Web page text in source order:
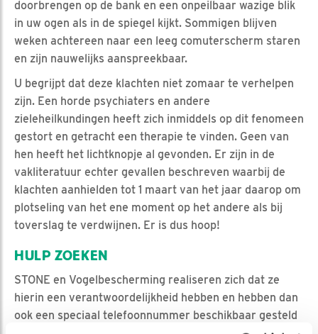
doorbrengen op de bank en een onpeilbaar wazige blik
in uw ogen als in de spiegel kijkt. Sommigen blijven
weken achtereen naar een leeg comuterscherm staren
en zijn nauwelijks aanspreekbaar.
U begrijpt dat deze klachten niet zomaar te verhelpen
zijn. Een horde psychiaters en andere
zieleheilkundingen heeft zich inmiddels op dit fenomeen
gestort en getracht een therapie te vinden. Geen van
hen heeft het lichtknopje al gevonden. Er zijn in de
vakliteratuur echter gevallen beschreven waarbij de
klachten aanhielden tot 1 maart van het jaar daarop om
plotseling van het ene moment op het andere als bij
toverslag te verdwijnen. Er is dus hoop!
HULP ZOEKEN
STONE en Vogelbescherming realiseren zich dat ze
hierin een verantwoordelijkheid hebben en hebben dan
ook een speciaal telefoonnummer beschikbaar gesteld